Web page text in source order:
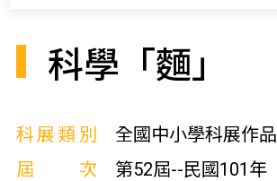
科學「麵」
科展類別
全國中小學科展作品
屆次
第52屆--民國101年